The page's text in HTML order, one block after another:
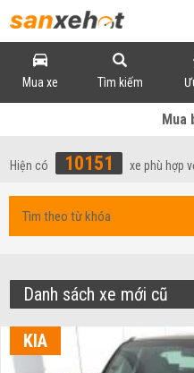
Mua xe Tìm kiếm
Mua
Hiện có 10151 xe phù hợp
Danh sách xe mới cũ
KIA